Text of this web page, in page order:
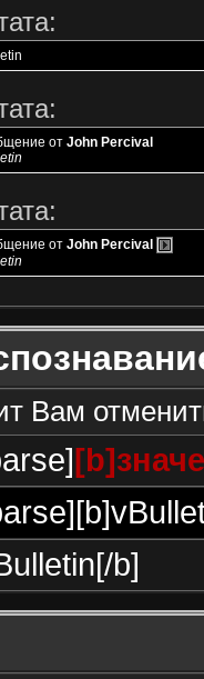
от John Percival
от John Percival
Вам
b]